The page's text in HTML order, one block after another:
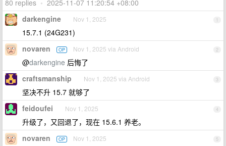
80 replies • 2025-11-07 11:20:54 +08:00
1
darkengine Nov 1, 2025
15.7.1 (24G231)
2
novaren OP Nov 1, 2025 via Android
@darkengine 后悔了
3
craftsmanship Nov 1, 2025 via Android
坚决不升 15.7 就够了
4
feidoufei Nov 1, 2025
升级了，又回退了，现在 15.6.1 养老。
5
novaren OP Nov 1, 2025